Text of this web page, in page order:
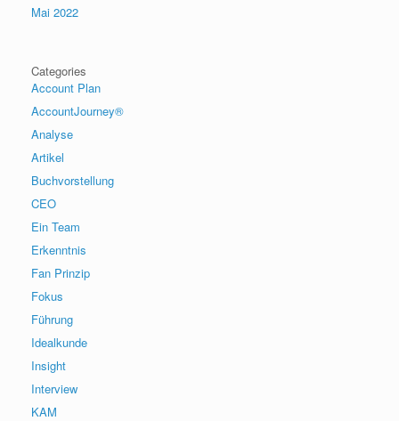
Mai 2022
Categories
Account Plan
AccountJourney®
Analyse
Artikel
Buchvorstellung
CEO
Ein Team
Erkenntnis
Fan Prinzip
Fokus
Führung
Idealkunde
Insight
Interview
KAM